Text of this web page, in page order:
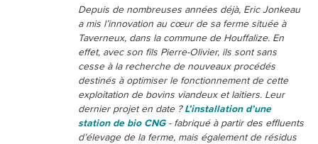
Depuis de nombreuses années déjà, Eric Jonkeau
a mis l’innovation au cœur de sa ferme située à
Taverneux, dans la commune de Houffalize. En
effet, avec son fils Pierre-Olivier, ils sont sans
cesse à la recherche de nouveaux procédés
destinés à optimiser le fonctionnement de cette
exploitation de bovins viandeux et laitiers. Leur
dernier projet en date ?L’installation d’une
station de bio CNG - fabriqué à partir des effluents
d’élevage de la ferme, mais également de résidus